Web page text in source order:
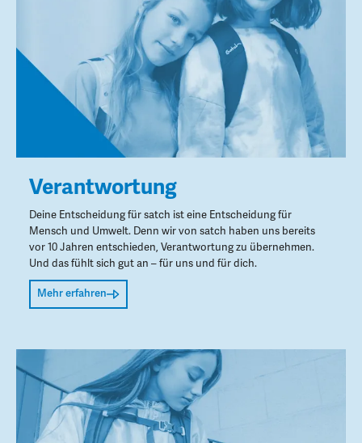
Verantwortung
Deine Entscheidung für satch ist eine Entscheidung für
Mensch und Umwelt. Denn wir von satch haben uns bereits
vor 10 Jahren entschieden, Verantwortung zu übernehmen.
Und das fühlt sich gut an – für uns und für dich.
Mehr erfahren